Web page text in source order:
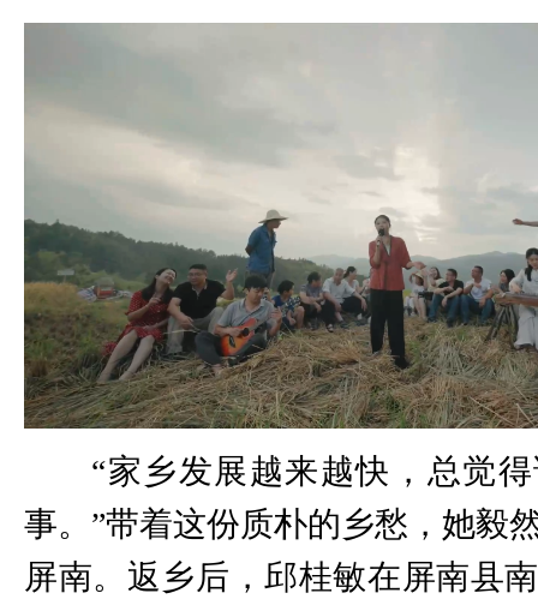
“家乡发展越来越快，总觉
事。”带着这份质朴的乡愁，她毅
屏南。返乡后，邱桂敏在屏南县